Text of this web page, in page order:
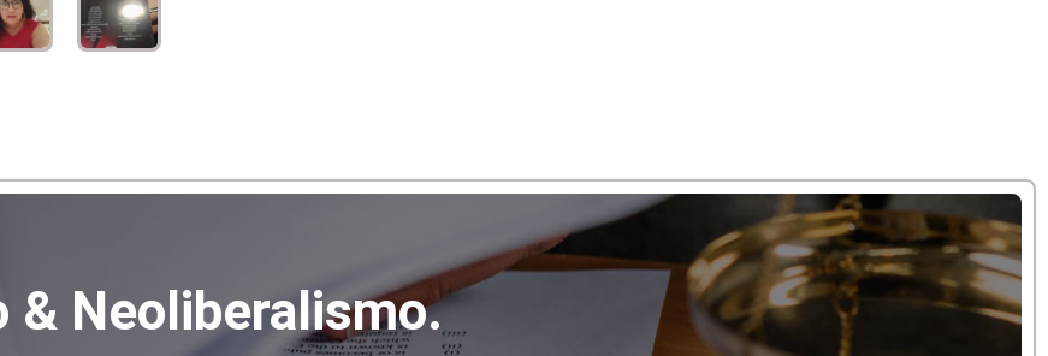
& Neoliberalismo.